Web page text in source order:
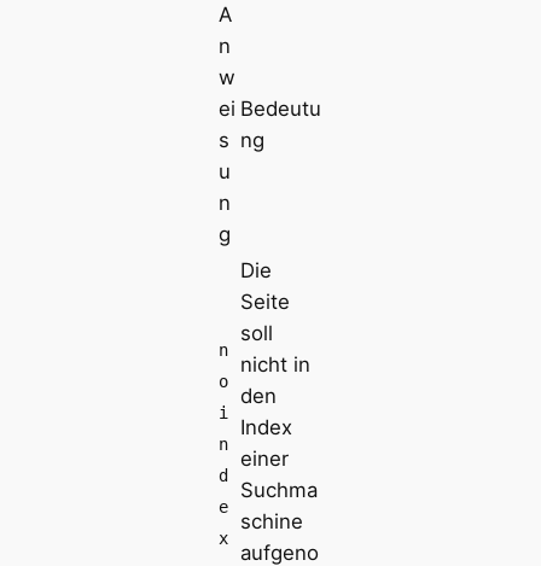
A
n
w
ei
s
u
n
g
Bedeutu
ng
n
o
i
n
d
e
x
Die
Seite
soll
nicht in
den
Index
einer
Suchma
schine
aufgeno